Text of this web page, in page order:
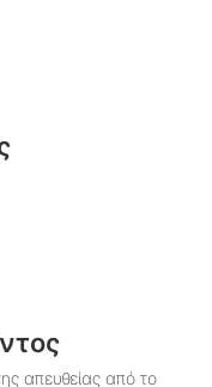
απευθείας από το